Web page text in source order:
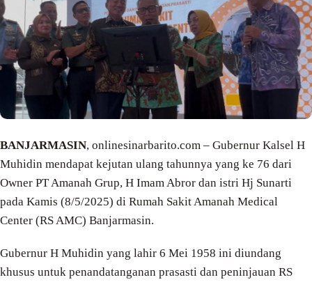
BANJARMASIN, onlinesinarbarito.com – Gubernur Kalsel H
Muhidin mendapat kejutan ulang tahunnya yang ke 76 dari
Owner PT Amanah Grup, H Imam Abror dan istri Hj Sunarti
pada Kamis (8/5/2025) di Rumah Sakit Amanah Medical
Center (RS AMC) Banjarmasin.
Gubernur H Muhidin yang lahir 6 Mei 1958 ini diundang
khusus untuk penandatanganan prasasti dan peninjauan RS